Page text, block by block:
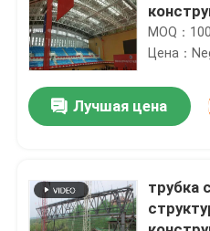
MOQ：
Цена：
Лучшая цена
трубка